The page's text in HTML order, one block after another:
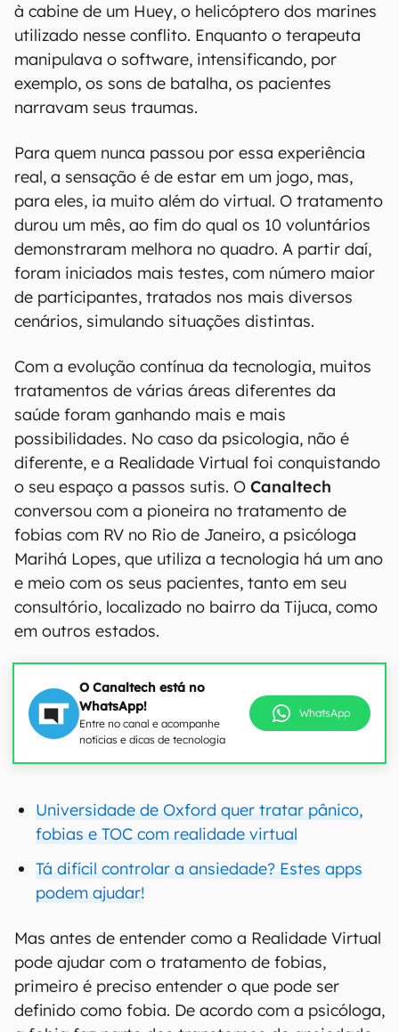
à cabine de um Huey, o helicóptero dos marines
utilizado nesse conflito. Enquanto o terapeuta
manipulava o software, intensificando, por
exemplo, os sons de batalha, os pacientes
narravam seus traumas.
Para quem nunca passou por essa experiência
real, a sensação é de estar em um jogo, mas,
para eles, ia muito além do virtual. O tratamento
durou um mês, ao fim do qual os 10 voluntários
demonstraram melhora no quadro. A partir daí,
foram iniciados mais testes, com número maior
de participantes, tratados nos mais diversos
cenários, simulando situações distintas.
Com a evolução contínua da tecnologia, muitos
tratamentos de várias áreas diferentes da
saúde foram ganhando mais e mais
possibilidades. No caso da psicologia, não é
diferente, e a Realidade Virtual foi conquistando
o seu espaço a passos sutis. O Canaltech
conversou com a pioneira no tratamento de
fobias com RV no Rio de Janeiro, a psicóloga
Marihá Lopes, que utiliza a tecnologia há um ano
e meio com os seus pacientes, tanto em seu
consultório, localizado no bairro da Tijuca, como
em outros estados.
O Canaltech está no
WhatsApp!
Entre no canal e acompanhe
notícias e dicas de tecnologia
WhatsApp
Universidade de Oxford quer tratar pânico,
fobias e TOC com realidade virtual
Tá difícil controlar a ansiedade? Estes apps
podem ajudar!
Mas antes de entender como a Realidade Virtual
pode ajudar com o tratamento de fobias,
primeiro é preciso entender o que pode ser
definido como fobia. De acordo com a psicóloga,